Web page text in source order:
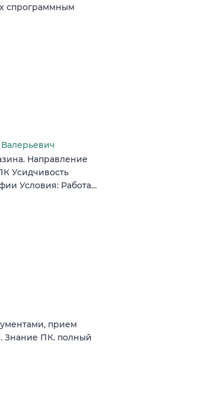
спрограммным
Направление
Усидчивость
Условия: Работа…
прием
Знание ПК. полный